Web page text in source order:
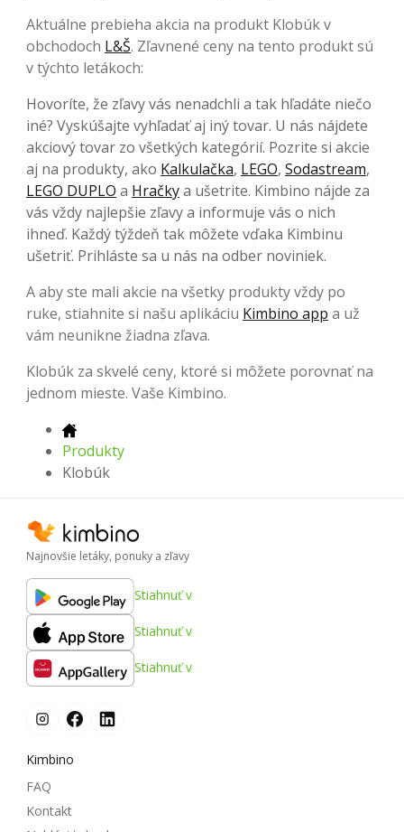
Aktuálne prebieha akcia na produkt Klobúk v
obchodoch L&Š. Zľavnené ceny na tento produkt sú
v týchto letákoch:
Hovoríte, že zľavy vás nenadchli a tak hľadáte niečo
iné? Vyskúšajte vyhľadať aj iný tovar. U nás nájdete
akciový tovar zo všetkých kategórií. Pozrite si akcie
aj na produkty, ako Kalkulačka, LEGO, Sodastream,
LEGO DUPLO a Hračkya ušetrite. Kimbino nájde za
vás vždy najlepšie zľavy a informuje vás o nich
ihneď. Každý týždeň tak môžete vďaka Kimbinu
ušetriť. Prihláste sa u nás na odber noviniek.
A aby ste mali akcie na všetky produkty vždy po
ruke, stiahnite si našu aplikáciu Kimbino app a už
vám neunikne žiadna zľava.
Klobúk za skvelé ceny, ktoré si môžete porovnať na
jednom mieste. Vaše Kimbino.
Produkty
Klobúk
Najnovšie letáky, ponuky a zľavy
Stiahnuť v
Stiahnuť v
Stiahnuť v
Kimbino
FAQ
Kontakt